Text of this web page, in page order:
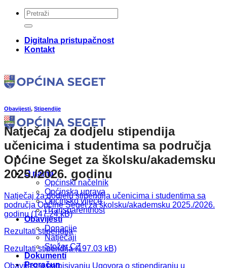
Skip
content
Digitalna pristupačnost
Kontakt
O nama
Općinski načelnik
Općinska uprava
Općinsko vijeće
iTransparentnost
Obavijesti
Donacije
Natječaji
Stožer CZ
Dokumenti
Proračun
Obavijesti, Stipendije
Natječaj za dodjelu stipendija
učenicima i studentima sa područja
Općine Seget za školsku/akademsku
2025./2026. godinu
Natječaj za dodjelu stipendija učenicima i studentima sa
područja Općine Seget za školsku/akademsku 2025./2026.
godinu
Rezultati stipendija
Rezultati stipendija
Obavijest o potpisivanju Ugovora o stipendiranju u